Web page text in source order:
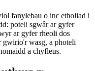
fanylebau o inc etholiad i
poteli sgwâr ar gyfer
ar gyfer rheoli dos
wasg, a photeli
a chyfleus.